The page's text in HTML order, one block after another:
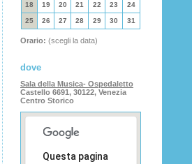
18 19 20 21 22 23 24
25 26 27 28 29 30 31
Orario: (scegli la data)
dove
Sala della Musica- Ospedaletto
Castello 6691, 30122, Venezia
Centro Storico
Questa pagina